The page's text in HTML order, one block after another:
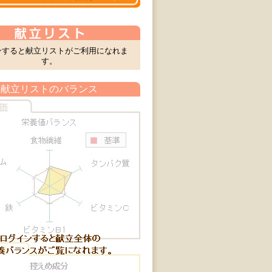
ると献立リストがご利用になれま
す。
献立リストのバランス